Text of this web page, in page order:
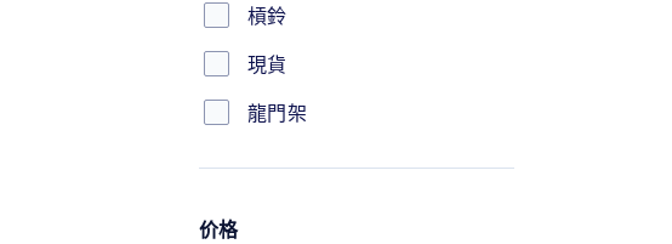
槓鈴
現貨
龍門架
价格